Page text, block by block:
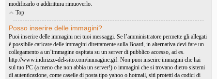
modificarlo o addirittura rimuoverlo.
Top
Posso inserire delle immagini?
Puoi inserire delle immagini nei tuoi messaggi. Se l’amministratore permette gli allegati
è possibile caricare delle immagini direttamente sulla Board, in alternativa devi fare un
collegamento a un’immagine ospitata su un server di pubblico accesso, ad es.
http://www.indirizzo-del-sito.com/immagine.gif. Non puoi inserire immagini che hai
sul tuo PC (a meno che non abbia un server!) o immagini che si trovano dietro sistemi
di autenticazione, come caselle di posta tipo yahoo o hotmail, siti protetti da codici di